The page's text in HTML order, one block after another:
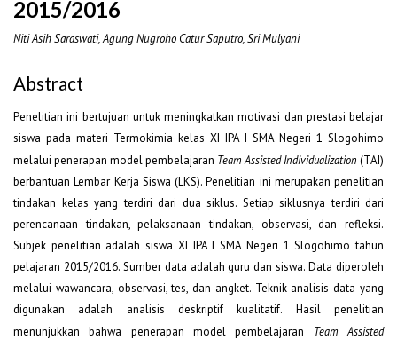
2015/2016
Niti Asih Saraswati, Agung Nugroho Catur Saputro, Sri Mulyani
Abstract
Penelitian ini bertujuan untuk meningkatkan motivasi dan prestasi belajar
siswa pada materi Termokimia kelas XI IPA I SMA Negeri 1 Slogohimo
melalui penerapan model pembelajaran Team Assisted Individualization (TAI)
berbantuan Lembar Kerja Siswa (LKS). Penelitian ini merupakan penelitian
tindakan kelas yang terdiri dari dua siklus. Setiap siklusnya terdiri dari
perencanaan tindakan, pelaksanaan tindakan, observasi, dan refleksi.
Subjek penelitian adalah siswa XI IPA I SMA Negeri 1 Slogohimo tahun
pelajaran 2015/2016. Sumber data adalah guru dan siswa. Data diperoleh
melalui wawancara, observasi, tes, dan angket. Teknik analisis data yang
digunakan adalah analisis deskriptif kualitatif. Hasil penelitian
menunjukkan bahwa penerapan model pembelajaran
Team Assisted